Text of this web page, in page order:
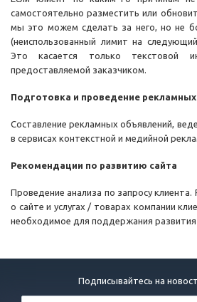
самостоятельно разместить или
мы это можем сделать за него, но не
(неиспользованный лимит на
Это касается только текстовой
предоставляемой заказчиком.
Подготовка и проведение
Cоставление рекламных объявлений,
в сервисах контекстной и медийной
Рекомендации по развитию сайта
Проведение анализа по запросу
о сайте и услугах / товарах компании
необходимое для поддержания развития
Подписывайтесь на